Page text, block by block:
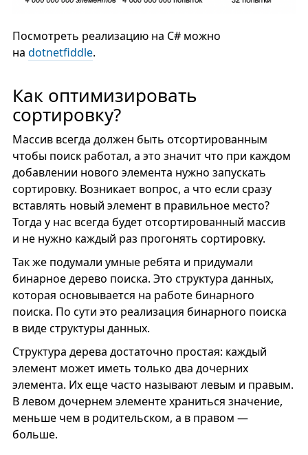
Посмотреть реализацию на C# можно
на dotnetfiddle.
Как оптимизировать
сортировку?
Массив всегда должен быть отсортированным
чтобы поиск работал, а это значит что при каждом
добавлении нового элемента нужно запускать
сортировку. Возникает вопрос, а что если сразу
вставлять новый элемент в правильное место?
Тогда у нас всегда будет отсортированный массив
и не нужно каждый раз прогонять сортировку.
Так же подумали умные ребята и придумали
бинарное дерево поиска. Это структура данных,
которая основывается на работе бинарного
поиска. По сути это реализация бинарного поиска
в виде структуры данных.
Структура дерева достаточно простая: каждый
элемент может иметь только два дочерних
элемента. Их еще часто называют левым и правым.
В левом дочернем элементе храниться значение,
меньше чем в родительском, а в правом —
больше.